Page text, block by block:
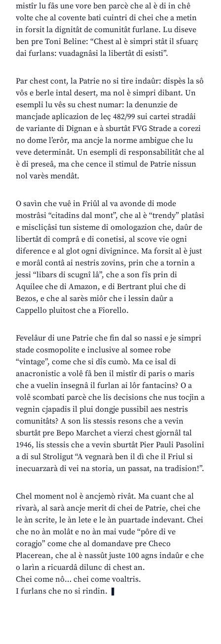
mistîr lu fâs une vore ben parcè che al è di in chê
volte che al covente bati cuintri di chei che a metin
in forsit la dignitât de comunitât furlane. Lu diseve
ben pre Toni Beline: “Chest al è simpri stât il sfuarç
dai furlans: vuadagnâsi la libertât di esisti”.
Par chest cont, la Patrie no si tire indaûr: dispès la sô
vôs e berle intal desert, ma nol è simpri dibant. Un
esempli lu vês su chest numar: la denunzie de
mancjade aplicazion de leç 482/99 sui cartei stradâi
de variante di Dignan e à sburtât FVG Strade a corezi
no dome l’erôr, ma ancje la norme ambigue che lu
veve determinât. Un esempli di responsabilitât che al
è di preseâ, ma che cence il stimul de Patrie nissun
nol varès mendât.
O savìn che vuê in Friûl al va avonde di mode
mostrâsi “citadins dal mont”, che al è “trendy” platâsi
e miscliçâsi tun sisteme di omologazion che, daûr de
libertât di comprâ e di conetisi, al scove vie ogni
diference e al glot ogni divignince. Ma forsit al è just
e morâl contâ ai nestris zovins, prin che a tornin a
jessi “libars di scugnî lâ”, che a son fîs prin di
Aquilee che di Amazon, e di Bertrant plui che di
Bezos, e che al sarès miôr che i lessin daûr a
Cappello pluitost che a Fiorello.
Fevelâur di une Patrie che fin dal so nassi e je simpri
stade cosmopolite e inclusive al somee robe
“vintage”, come che si dîs cumò. Ma ce isal di
anacronistic a volê fâ ben il mistîr di paris o maris
che a vuelin insegnâ il furlan ai lôr fantacins? O a
volê scombati parcè che lis decisions che nus tocjin a
vegnin cjapadis il plui dongje pussibil aes nestris
comunitâts? A son lis stessis resons che a vevin
sburtât pre Bepo Marchet a vierzi chest gjornâl tal
1946, lis stessis che a vevin sburtât Pier Pauli Pasolini
a di sul Stroligut “A vegnarà ben il dì che il Friul si
inecuarzarà di vei na storia, un passat, na tradision!”.
Chel moment nol è ancjemò rivât. Ma cuant che al
rivarà, al sarà ancje merit di chei de Patrie, chei che
le àn scrite, le àn lete e le àn puartade indevant. Chei
che no àn molât e no àn mai vude “pôre di ve
coragjo” come che al domandave pre Checo
Placerean, che al è nassût juste 100 agns indaûr e che
o larìn a ricuardâ dilunc di chest an.
Chei come nô… chei come voaltris.
I furlans che no si rindin. ❚